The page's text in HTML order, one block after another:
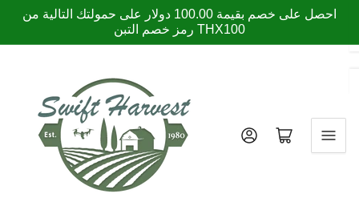
المحتوى
احصل على خصم بقيمة 100.00 دولار على حمولتك التالية من
رمز خصم التبن THX100
تسجيل الدخولفتح عربة صغيرة